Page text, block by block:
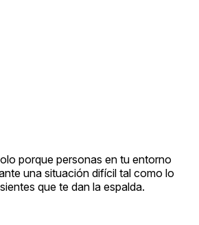
porque personas en tu entorno
una situación difícil tal como lo
que te dan la espalda.